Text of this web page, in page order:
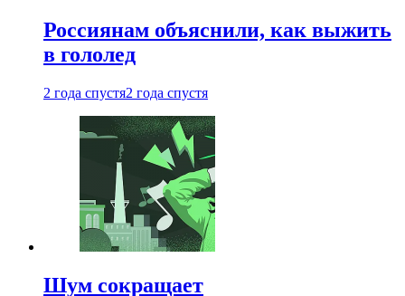
Россиянам объяснили, как выжить
в гололед
2 года спустя2 года спустя
Шум сокращает